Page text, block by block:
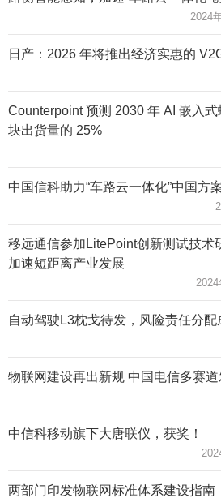
2024
日产：2026 年将推出经济实惠的
Counterpoint 预测 2030 年 AI 嵌入
块出货量的 25%
中国信科助力“车路云一体化”中国方
移远通信参加LitePoint创新测试技术
加速短距离产业发展
自动驾驶L3枕戈待发，风险责任分配
物联网建设再出新规 中国电信多赛
中信科移动旗下大唐联仪，获奖！
两部门印发物联网标准体系建设指南